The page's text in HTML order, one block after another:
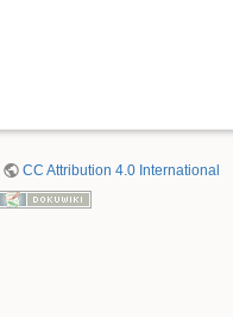
CC Attribution 4.0 International